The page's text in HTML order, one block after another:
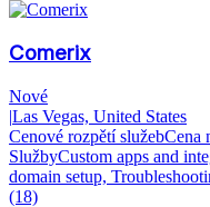
Comerix
Nové
|Las Vegas, United States
Cenové rozpětí služebCena
SlužbyCustom apps and
domain setup,
(18)